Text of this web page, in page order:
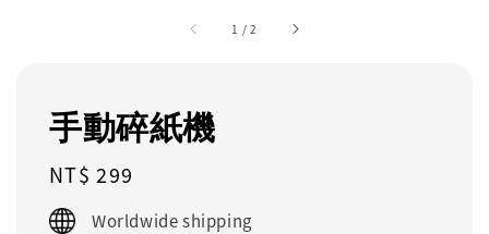
1 /2
手動碎紙機
Regular
price
NT$ 299
Worldwide shipping